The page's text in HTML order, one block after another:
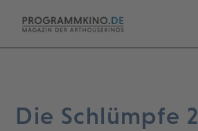
Die Schlümpfe 2